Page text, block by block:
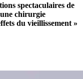
spectaculaires de
chirurgie
du vieillissement »